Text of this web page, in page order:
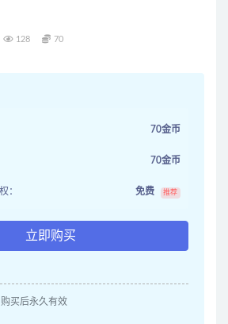
128 70
70金币
70金币
： 免费 推荐
立即购买
购买后永久有效